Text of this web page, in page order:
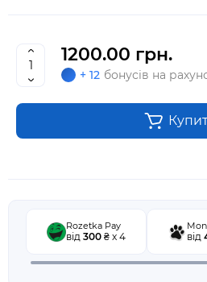
1200.00 грн.
+ 12 бонусів на
Rozetka Pay
від 300 ₴ x 4 від